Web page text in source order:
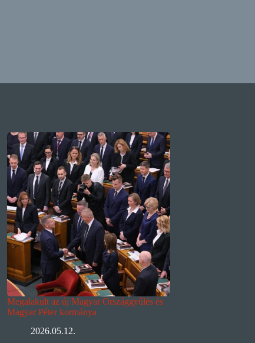
Megalakult az új Magyar Országgyűlés és
Magyar Péter kormánya
2026.05.12.